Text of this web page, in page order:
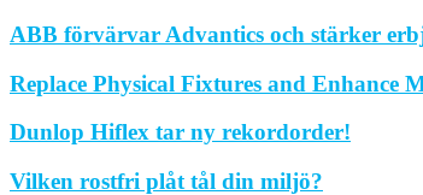
ABB förvärvar Advantics och stärker
Replace Physical Fixtures and Enhance
Dunlop Hiflex tar ny rekordorder!
Vilken rostfri plåt tål din miljö?